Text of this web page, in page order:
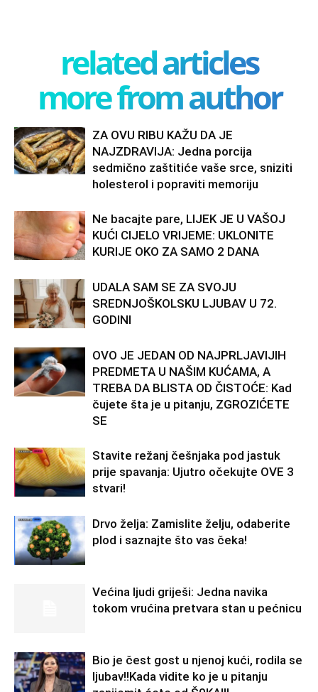
related articles
more from author
ZA OVU RIBU KAŽU DA JE
NAJZDRAVIJA: Jedna porcija
sedmično zaštitiće vaše srce, sniziti
holesterol i popraviti memoriju
Ne bacajte pare, LIJEK JE U VAŠOJ
KUĆI CIJELO VRIJEME: UKLONITE
KURIJE OKO ZA SAMO 2 DANA
UDALA SAM SE ZA SVOJU
SREDNJOŠKOLSKU LJUBAV U 72.
GODINI
OVO JE JEDAN OD NAJPRLJAVIJIH
PREDMETA U NAŠIM KUĆAMA, A
TREBA DA BLISTA OD ČISTOĆE: Kad
čujete šta je u pitanju, ZGROZIĆETE
SE
Stavite režanj češnjaka pod jastuk
prije spavanja: Ujutro očekujte OVE 3
stvari!
Drvo želja: Zamislite želju, odaberite
plod i saznajte što vas čeka!
Većina ljudi griješi: Jedna navika
tokom vrućina pretvara stan u pećnicu
Bio je čest gost u njenoj kući, rodila se
ljubav!!Kada vidite ko je u pitanju